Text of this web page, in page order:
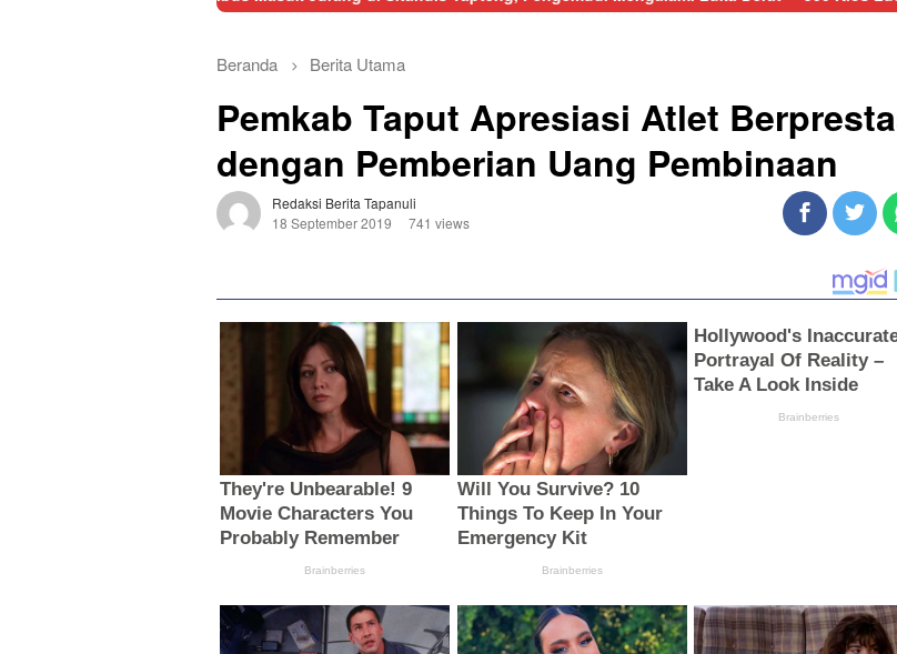
Beranda Berita Utama
Pemkab Taput Apresiasi Atlet
dengan Pemberian Uang Pembinaan
Redaksi Berita Tapanuli
18 September 2019
741 views